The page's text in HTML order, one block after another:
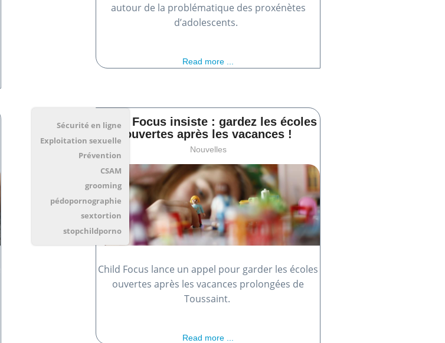
autour de la problématique des proxénètes
d’adolescents.
Read more ...
Child Focus insiste : gardez les écoles
ouvertes après les vacances !
Nouvelles
Sécurité en ligne
Exploitation sexuelle
Prévention
CSAM
grooming
pédopornographie
sextortion
stopchildporno
Child Focus lance un appel pour garder les écoles
ouvertes après les vacances prolongées de
Toussaint.
Read more ...